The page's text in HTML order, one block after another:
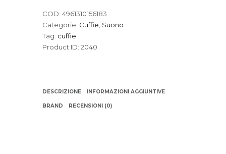
COD: 4961310156183
Categorie: Cuffie Suono
Tag: cuffie
Product ID: 2040
DESCRIZIONE INFORMAZIONI AGGIUNTIVE
BRAND RECENSIONI (0)